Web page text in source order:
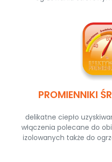
PROMIENNIKI
delikatne ciepło
włączenia polecane do
izolowanych także do